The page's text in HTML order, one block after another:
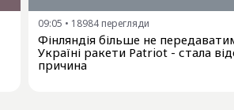
09:05 • 18984 перегляди
Фінляндія більше не
Україні ракети Patriot - стала
причина